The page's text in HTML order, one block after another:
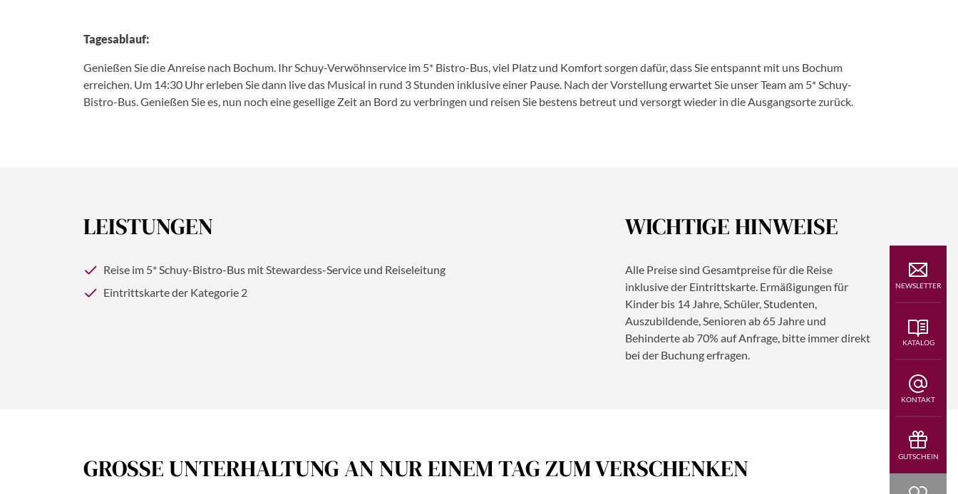
Tagesablauf:
Genießen Sie die Anreise nach Bochum. Ihr Schuy-Verwöhnservice im 5* Bistro-Bus, viel Platz und Komfort sorgen dafür, dass Sie entspannt mit uns Bochum
erreichen. Um 14:30 Uhr erleben Sie dann live das Musical in rund 3 Stunden inklusive einer Pause. Nach der Vorstellung erwartet Sie unser Team am 5* Schuy-
Bistro-Bus. Genießen Sie es, nun noch eine gesellige Zeit an Bord zu verbringen und reisen Sie bestens betreut und versorgt wieder in die Ausgangsorte zurück.
LEISTUNGEN
Reise im 5* Schuy-Bistro-Bus mit Stewardess-Service und Reiseleitung
Eintrittskarte der Kategorie 2
WICHTIGE HINWEISE
Alle Preise sind Gesamtpreise für die Reise
inklusive der Eintrittskarte. Ermäßigungen für
Kinder bis 14 Jahre, Schüler, Studenten,
Auszubildende, Senioren ab 65 Jahre und
Behinderte ab 70% auf Anfrage, bitte immer direkt
bei der Buchung erfragen.
GROSSE UNTERHALTUNG AN NUR EINEM TAG ZUM VERSCHENKEN
NEWSLETTER
KATALOG
KONTAKT
GUTSCHEIN